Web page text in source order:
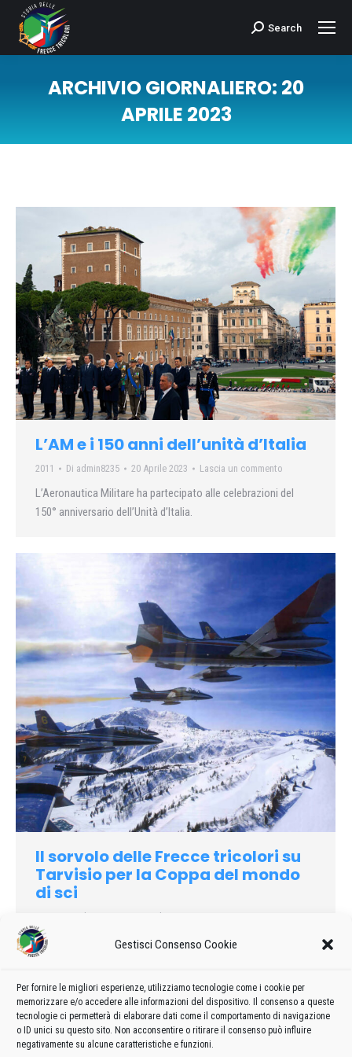
Gestisci Consenso Cookie
Per fornire le migliori esperienze, utilizziamo tecnologie come i cookie per
memorizzare e/o accedere alle informazioni del dispositivo. Il consenso a queste
tecnologie ci permetterà di elaborare dati come il comportamento di navigazione
o ID unici su questo sito. Non acconsentire o ritirare il consenso può influire
negativamente su alcune caratteristiche e funzioni.
Cerca:Search
ARCHIVIO GIORNALIERO: 20
APRILE 2023
L’AM e i 150 anni dell’unità d’Italia
2011 Di admin8235 20 Aprile 2023 Lascia un commento
L’Aeronautica Militare ha partecipato alle celebrazioni del
150° anniversario dell’Unità d’Italia.
Il sorvolo delle Frecce tricolori su
Tarvisio per la Coppa del mondo
di sci
admin8235 20 Aprile 2023
Si scrive ‘Snow fun festival”, si legge intrattenimento e voglia
di divertirsi. É il programma delle manifestazioni collaterali alla
spettacolo delle Frecce Tricolori sopra la conca di
Camporosso